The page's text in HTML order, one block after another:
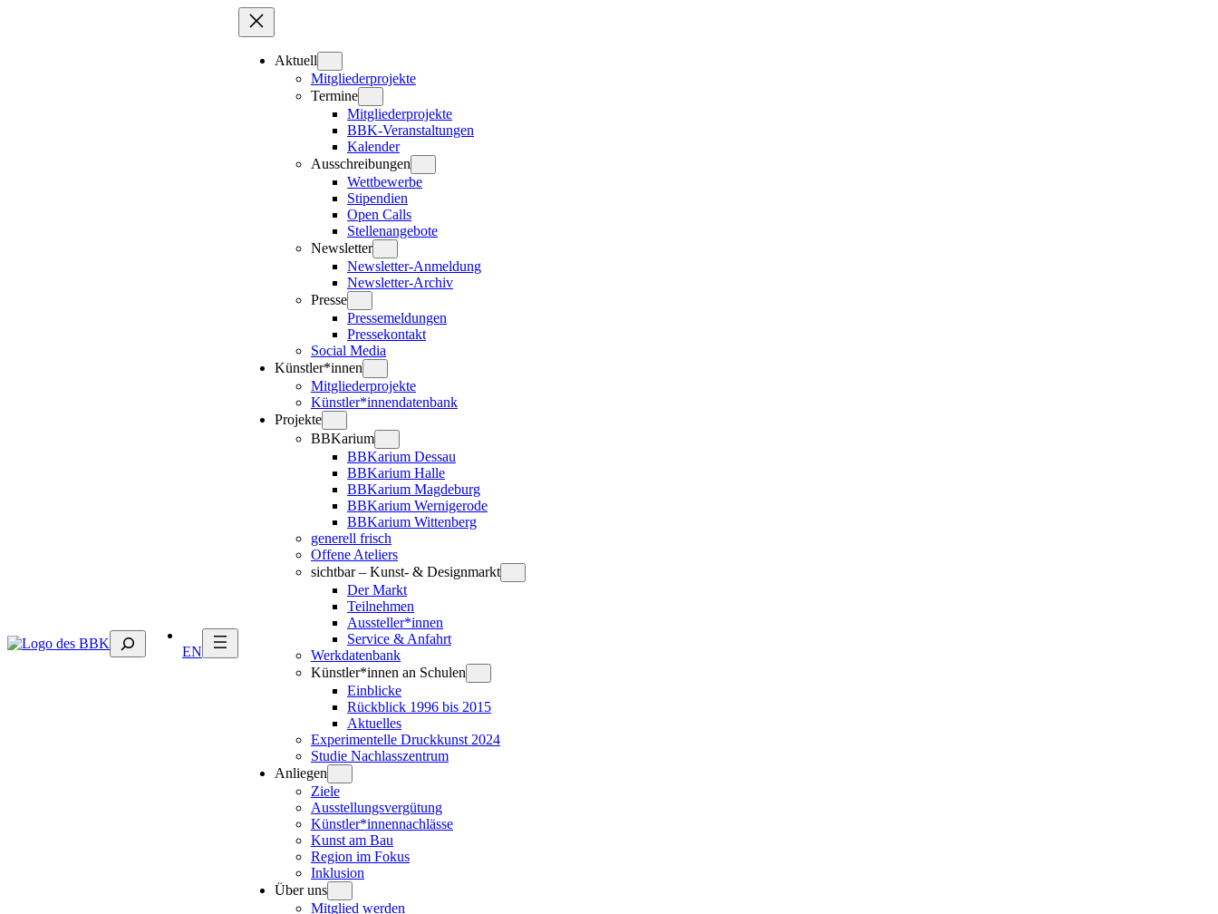
Suchen
EN
Aktuell
Mitgliederprojekte
Termine
Mitgliederprojekte
BBK-Veranstaltungen
Kalender
Ausschreibungen
Wettbewerbe
Stipendien
Open Calls
Stellenangebote
Newsletter
Newsletter-Anmeldung
Newsletter-Archiv
Presse
Pressemeldungen
Pressekontakt
Social Media
Künstler*innen
Mitgliederprojekte
Künstler*innendatenbank
Projekte
BBKarium
BBKarium Dessau
BBKarium Halle
BBKarium Magdeburg
BBKarium Wernigerode
BBKarium Wittenberg
generell frisch
Offene Ateliers
sichtbar – Kunst- & Designmarkt
Der Markt
Teilnehmen
Aussteller*innen
Service & Anfahrt
Werkdatenbank
Künstler*innen an Schulen
Einblicke
Rückblick 1996 bis 2015
Aktuelles
Experimentelle Druckkunst 2024
Studie Nachlasszentrum
Anliegen
Ziele
Ausstellungsvergütung
Künstler*innennachlässe
Kunst am Bau
Region im Fokus
Inklusion
Über uns
Mitglied werden